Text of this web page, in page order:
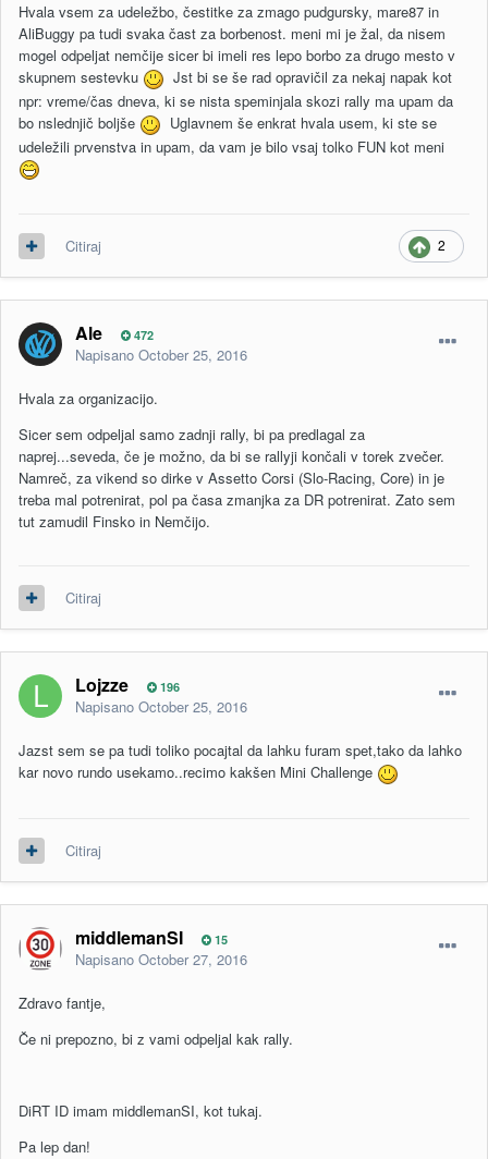
Hvala vsem za udeležbo, čestitke za zmago pudgursky, mare87 in
AliBuggy pa tudi svaka čast za borbenost. meni mi je žal, da nisem
mogel odpeljat nemčije sicer bi imeli res lepo borbo za drugo mesto v
skupnem sestevku
Jst bi se še rad opravičil za nekaj napak kot
npr: vreme/čas dneva, ki se nista speminjala skozi rally ma upam da
bo nslednjič boljše
Uglavnem še enkrat hvala usem, ki ste se
udeležili prvenstva in upam, da vam je bilo vsaj tolko FUN kot meni
2
Citiraj
Ale 472
Napisano October 25, 2016
Hvala za organizacijo.
Sicer sem odpeljal samo zadnji rally, bi pa predlagal za
naprej...seveda, če je možno, da bi se rallyji končali v torek zvečer.
Namreč, za vikend so dirke v Assetto Corsi (Slo-Racing, Core) in je
treba mal potrenirat, pol pa časa zmanjka za DR potrenirat. Zato sem
tut zamudil Finsko in Nemčijo.
Citiraj
Lojzze 196
Napisano October 25, 2016
Jazst sem se pa tudi toliko pocajtal da lahku furam spet,tako da lahko
kar novo rundo usekamo..recimo kakšen Mini Challenge
Citiraj
middlemanSI 15
Napisano October 27, 2016
Zdravo fantje,
Če ni prepozno, bi z vami odpeljal kak rally.
DiRT ID imam middlemanSI, kot tukaj.
Pa lep dan!